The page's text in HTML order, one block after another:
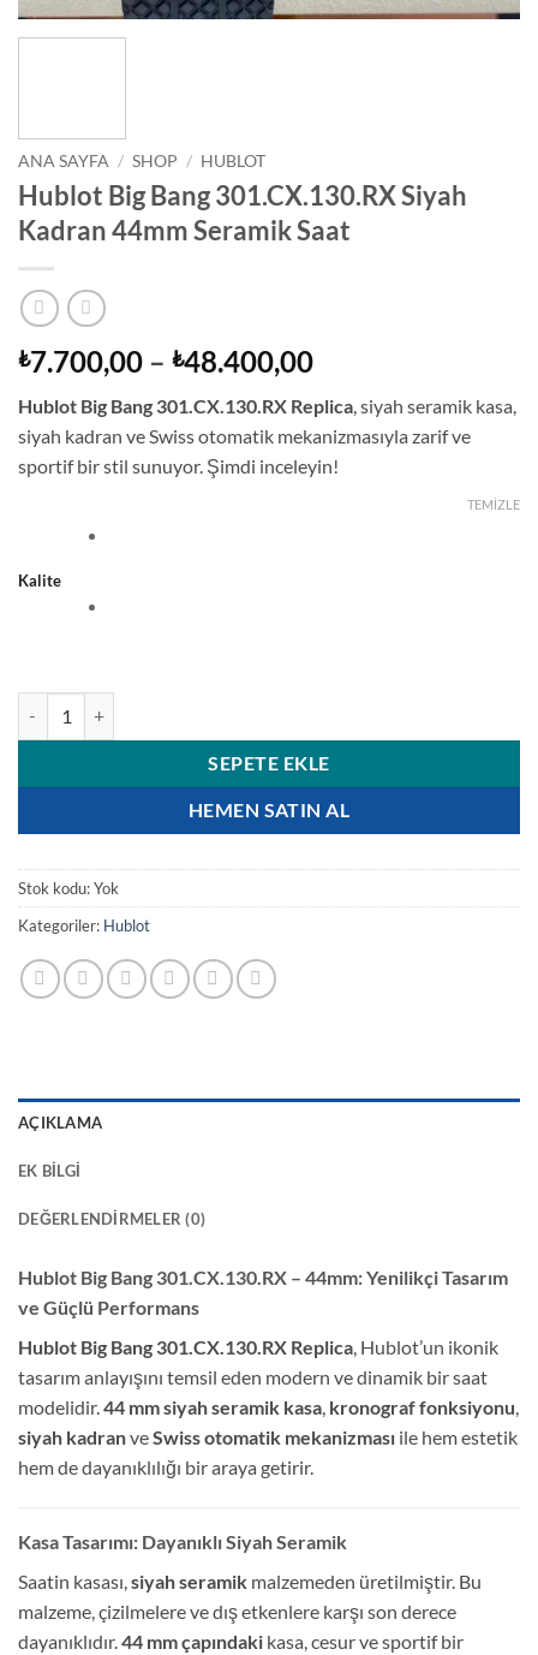
ANA SAYFA / SHOP / HUBLOT
Hublot Big Bang 301.CX.130.RX Siyah
Kadran 44mm Seramik Saat
₺7.700,00 – ₺48.400,00Fiyat
₺7.700,00
-
₺48.400,00
Hublot Big Bang 301.CX.130.RX Replica, siyah seramik kasa,
siyah kadran ve Swiss otomatik mekanizmasıyla zarif ve
sportif bir stil sunuyor. Şimdi inceleyin!
Kalite
TEMIZLE
SEPETE EKLE
HEMEN SATIN AL
Stok kodu:Yok
Kategoriler: Hublot
AÇIKLAMA
EK BILGI
DEĞERLENDIRMELER (0)
Hublot Big Bang 301.CX.130.RX – 44mm: Yenilikçi Tasarım
ve Güçlü Performans
Hublot Big Bang 301.CX.130.RX Replica , Hublot’un ikonik
tasarım anlayışını temsil eden modern ve dinamik bir saat
modelidir. 44 mm siyah seramik kasa kronograf fonksiyonu
siyah kadranveSwiss otomatik mekanizması ile hem estetik
hem de dayanıklılığı bir araya getirir.
Kasa Tasarımı: Dayanıklı Siyah Seramik
Saatin kasası, siyah seramik malzemeden üretilmiştir. Bu
malzeme, çizilmelere ve dış etkenlere karşı son derece
dayanıklıdır. 44 mm çapındaki kasa, cesur ve sportif bir